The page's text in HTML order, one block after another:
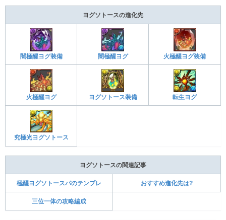
ヨグソトースの進化先
闇極醒ヨグ装備 闇極醒ヨグ 火極醒ヨグ装備
火極醒ヨグ ヨグソトース装備 転生ヨグ
究極光ヨグソトース
ヨグソトースの関連記事
極醒ヨグソトースパのテンプレ おすすめ進化先は?
三位一体の攻略編成